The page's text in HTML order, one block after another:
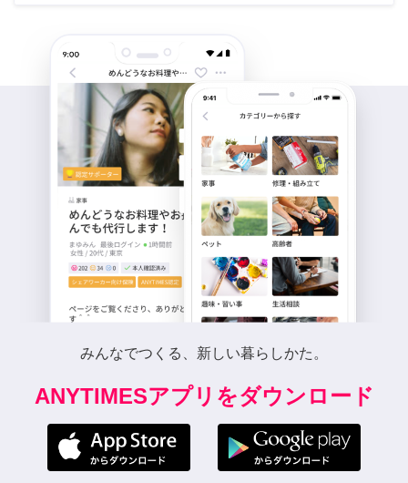
みんなでつくる、新しい暮らしかた。
ANYTIMESアプリをダウンロード